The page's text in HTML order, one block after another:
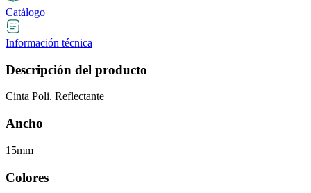
Catálogo
Información técnica
Descripción del producto
Cinta Poli. Reflectante
Ancho
15mm
Colores